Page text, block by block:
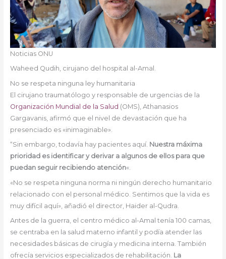
Noticias ONU
Waheed Qudih, cirujano del hospital al-Amal.
No se respeta ninguna ley humanitaria
El cirujano traumatólogo y responsable de urgencias de la
Organización Mundial de la Salud (OMS), Athanasios
Gargavanis, afirmó que el nivel de devastación que ha
presenciado es «inimaginable».
“Sin embargo, todavía hay pacientes aquí. Nuestra máxima
prioridad es identificar y derivar a algunos de ellos para que
puedan seguir recibiendo atención«.
«No se respeta ninguna norma ni ningún derecho humanitario
relacionado con el personal médico. Sentimos que la vida es
muy difícil aquí», añadió el director, Haider al-Qudra.
Antes de la guerra, el centro médico al-Amal tenía 100 camas,
se centraba en la salud materno infantil y podía atender las
necesidades básicas de cirugía y medicina interna. También
ofrecía servicios especializados de rehabilitación. La